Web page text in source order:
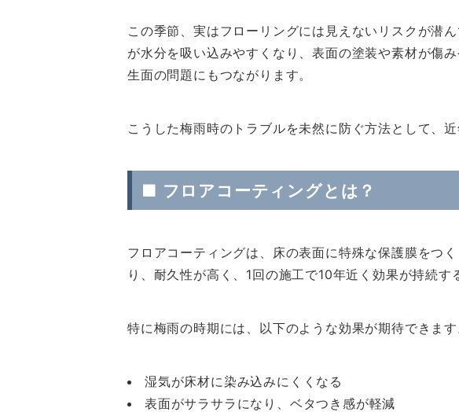
この季節、実はフローリングには見えないリスクが潜
が水分を吸い込みやすくなり、表面の塗装や素材が傷
生面の問題にもつながります。
こうした梅雨時のトラブルを未然に防ぐ方法として、
■ フロアコーティングとは？
フロアコーティングは、床の表面に特殊な保護膜をつ
り、耐久性が高く、1回の施工で10年近く効果が持続す
特に梅雨の時期には、以下のような効果が期待できます
湿気が床材に染み込みにくくなる
表面がサラサラになり、ベタつき感が軽減